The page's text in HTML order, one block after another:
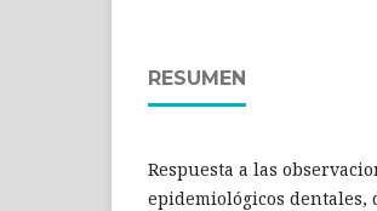
RESUMEN
Respuesta a las
epidemiológicos